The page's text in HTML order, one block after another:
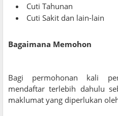
Cuti Tahunan
Cuti Sakit dan lain-lain
Bagaimana Memohon
Bagi permohonan kali
mendaftar terlebih dahulu
maklumat yang diperlukan